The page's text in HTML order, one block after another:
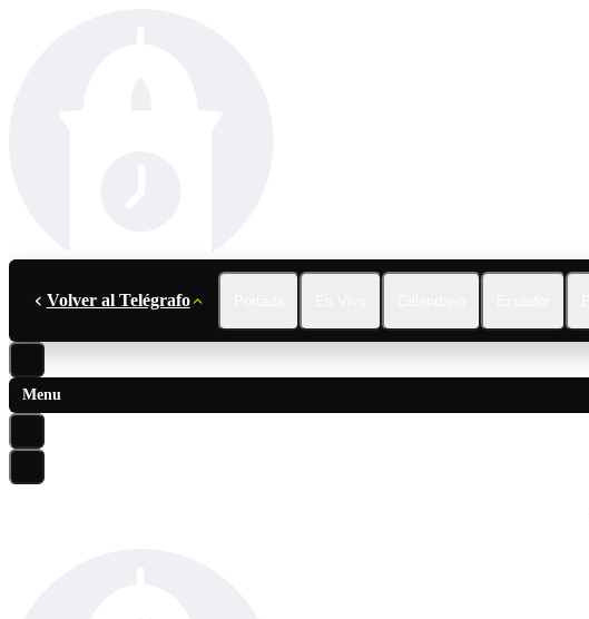
Volver al Telégrafo
Menu